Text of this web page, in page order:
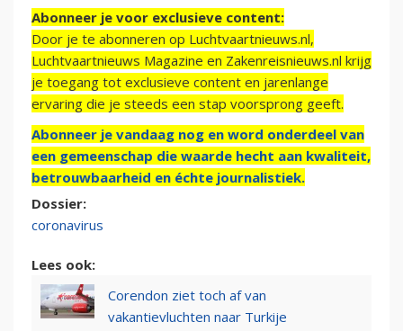
Abonneer je voor exclusieve content:
Door je te abonneren op Luchtvaartnieuws.nl,
Luchtvaartnieuws Magazine en Zakenreisnieuws.nl krijg
je toegang tot exclusieve content en jarenlange
ervaring die je steeds een stap voorsprong geeft.
Abonneer je vandaag nog en word onderdeel van
een gemeenschap die waarde hecht aan kwaliteit,
betrouwbaarheid en échte journalistiek.
Dossier:
coronavirus
Lees ook:
Corendon ziet toch af van
vakantievluchten naar Turkije